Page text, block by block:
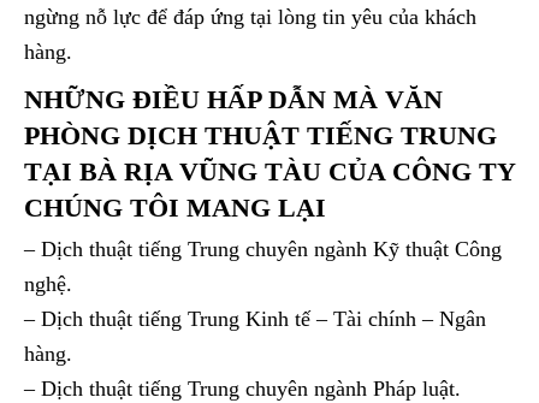
ngừng nỗ lực để đáp ứng tại lòng tin yêu của khách
hàng.
NHỮNG ĐIỀU HẤP DẪN MÀ VĂN
PHÒNG DỊCH THUẬT TIẾNG TRUNG
TẠI BÀ RỊA VŨNG TÀU CỦA CÔNG TY
CHÚNG TÔI MANG LẠI
– Dịch thuật tiếng Trung chuyên ngành Kỹ thuật Công
nghệ.
– Dịch thuật tiếng Trung Kinh tế – Tài chính – Ngân
hàng.
– Dịch thuật tiếng Trung chuyên ngành Pháp luật.